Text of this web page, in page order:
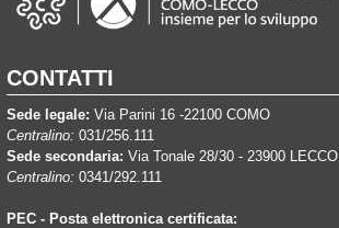
CONTATTI
Sede legale: Via Parini 16 -22100 COMO
Centralino: 031/256.111
Sede secondaria: Via Tonale 28/30 - 23900 LECCO
Centralino: 0341/292.111
PEC - Posta elettronica certificata: